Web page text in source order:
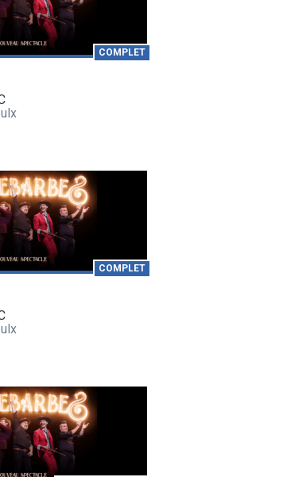
COMPLET
COMPLET